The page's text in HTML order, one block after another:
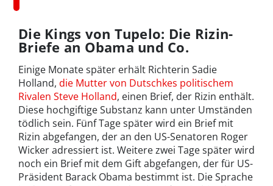
Die Kings von Tupelo: Die Rizin-
Briefe an Obama und Co.
Einige Monate später erhält Richterin Sadie
Holland, die Mutter von Dutschkes politischem
Rivalen Steve Holland, einen Brief, der Rizin enthält.
Diese hochgiftige Substanz kann unter Umständen
tödlich sein. Fünf Tage später wird ein Brief mit
Rizin abgefangen, der an den US-Senatoren Roger
Wicker adressiert ist. Weitere zwei Tage später wird
noch ein Brief mit dem Gift abgefangen, der für US-
Präsident Barack Obama bestimmt ist. Die Sprache